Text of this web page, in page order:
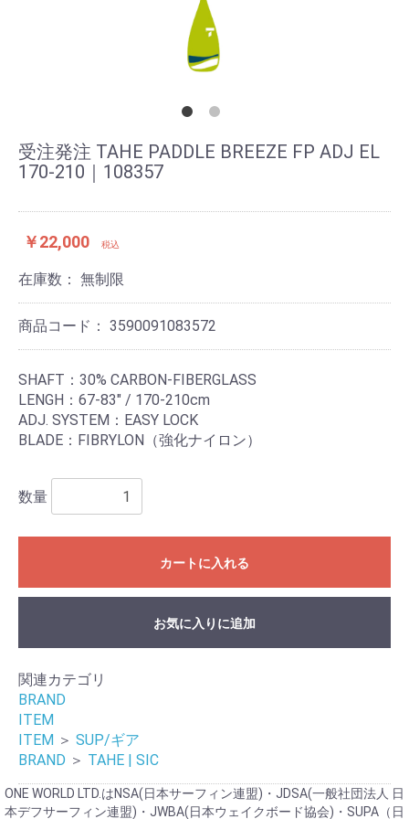
受注発注 TAHE PADDLE BREEZE FP ADJ EL
170-210｜108357
￥22,000 税込
在庫数： 無制限
商品コード： 3590091083572
SHAFT：30% CARBON-FIBERGLASS
LENGH：67-83" / 170-210cm
ADJ. SYSTEM：EASY LOCK
BLADE：FIBRYLON（強化ナイロン）
数量
カートに入れる
お買い物を続ける
お気に入りに追加
関連カテゴリ
BRAND
ITEM
ITEM ＞ SUP/ギア
BRAND ＞ TAHE | SIC
ONE WORLD LTD.はNSA(日本サーフィン連盟)・JDSA(一般社団法人 日
本デフサーフィン連盟)・JWBA(日本ウェイクボード協会)・SUPA（日